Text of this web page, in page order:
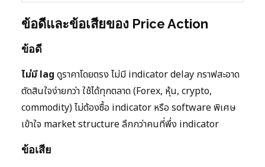
ข้อดีและข้อเสียของ Price Action
ข้อดี
ไม่มี lag ดูราคาโดยตรง ไม่มี indicator delay กราฟสะอาด
ตัดสินใจง่ายกว่า ใช้ได้ทุกตลาด (Forex, หุ้น, crypto,
commodity) ไม่ต้องซื้อ indicator หรือ software พิเศษ
เข้าใจ market structure ลึกกว่าคนที่พึ่ง indicator
ข้อเสีย